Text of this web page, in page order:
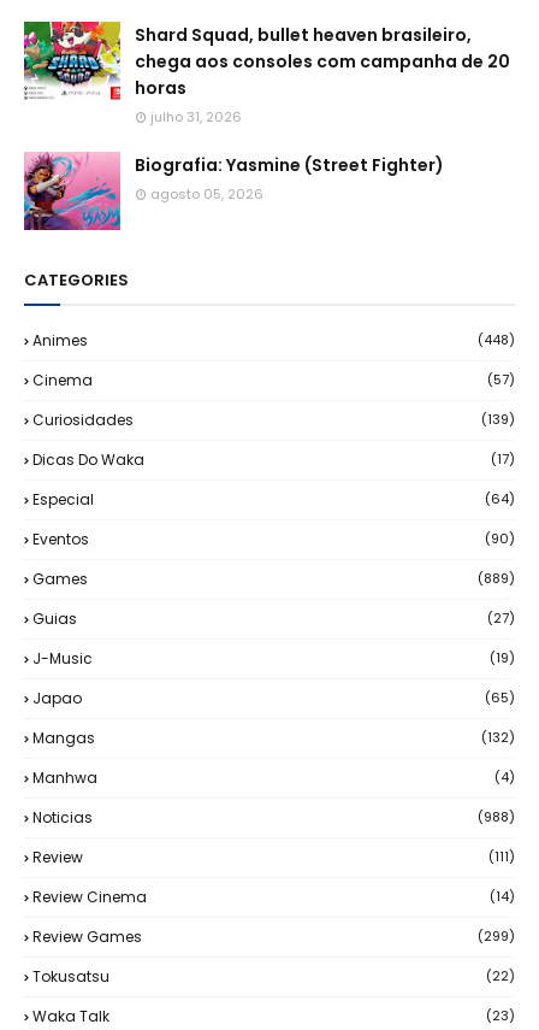
Shard Squad, bullet heaven brasileiro,
chega aos consoles com campanha de 20
horas
julho 31, 2026
Biografia: Yasmine (Street Fighter)
agosto 05, 2026
CATEGORIES
Animes (448)
Cinema (57)
Curiosidades (139)
Dicas Do Waka (17)
Especial (64)
Eventos (90)
Games (889)
Guias (27)
J-Music (19)
Japao (65)
Mangas (132)
Manhwa (4)
Noticias (988)
Review (111)
Review Cinema (14)
Review Games (299)
Tokusatsu (22)
Waka Talk (23)